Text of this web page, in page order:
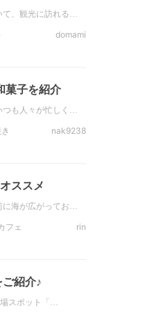
て、観光に訪れる…
domami
菓子を紹介
つも人々が忙しく…
nak9238
ススメ
に海が広がってお…
フェ
rin
紹介♪
場スポット「…